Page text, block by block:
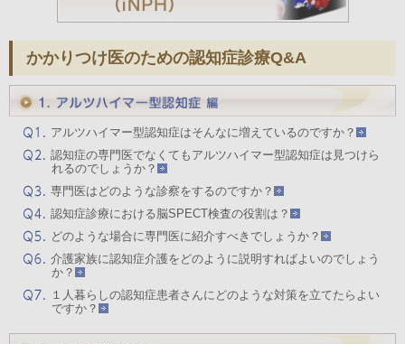
かかりつけ医のための認知症診療Q&A
アルツハイマー型認知症はそんなに増えているのですか？
認知症の専門医でなくてもアルツハイマー型認知症は見つけら
れるのでしょうか？
専門医はどのような診察をするのですか？
認知症診療における脳SPECT検査の役割は？
どのような場合に専門医に紹介すべきでしょうか？
介護家族に認知症介護をどのように説明すればよいのでしょう
か？
１人暮らしの認知症患者さんにどのような対策を立てたらよい
ですか？